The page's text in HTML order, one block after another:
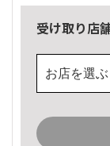
受け取り店
お店を選ぶ